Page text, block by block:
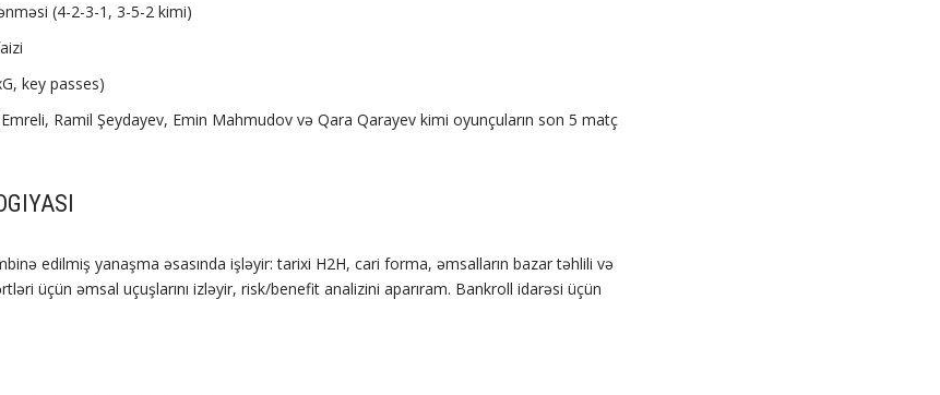
(4-2-3-1, 3-5-2 kimi)
key passes)
Ramil Şeydayev, Emin Mahmudov və Qara Qarayev kimi oyunçuların son 5 matç
edilmiş yanaşma əsasında işləyir: tarixi H2H, cari forma, əmsalların bazar təhlili və
üçün əmsal uçuşlarını izləyir, risk/benefit analizini aparıram. Bankroll idarəsi üçün